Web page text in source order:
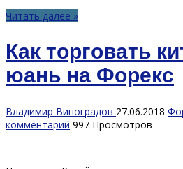
Читать далее »
Как торговать
юань на Форекс
Владимир Виноградов 27.06.2018
комментарий 997 Просмотров